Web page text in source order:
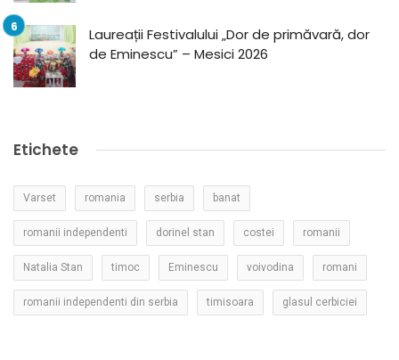
Laureații Festivalului „Dor de primăvară, dor
de Eminescu” – Mesici 2026
Etichete
Varset romania serbia banat
romanii independenti dorinel stan costei romanii
Natalia Stan timoc Eminescu voivodina romani
romanii independenti din serbia timisoara glasul cerbiciei